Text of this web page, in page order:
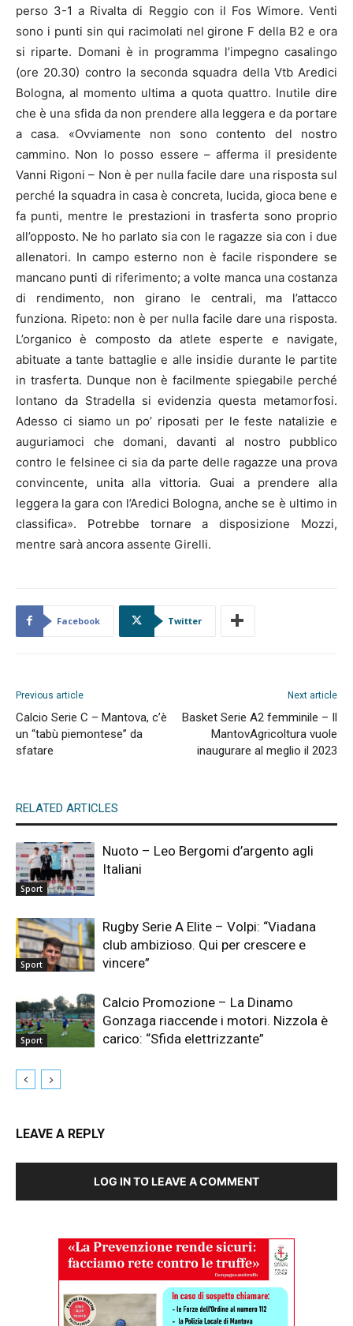
perso 3-1 a Rivalta di Reggio con il Fos Wimore. Venti
sono i punti sin qui racimolati nel girone F della B2 e ora
si riparte. Domani è in programma l’impegno casalingo
(ore 20.30) contro la seconda squadra della Vtb Aredici
Bologna, al momento ultima a quota quattro. Inutile dire
che è una sfida da non prendere alla leggera e da portare
a casa. «Ovviamente non sono contento del nostro
cammino. Non lo posso essere – afferma il presidente
Vanni Rigoni – Non è per nulla facile dare una risposta sul
perché la squadra in casa è concreta, lucida, gioca bene e
fa punti, mentre le prestazioni in trasferta sono proprio
all’opposto. Ne ho parlato sia con le ragazze sia con i due
allenatori. In campo esterno non è facile rispondere se
mancano punti di riferimento; a volte manca una costanza
di rendimento, non girano le centrali, ma l’attacco
funziona. Ripeto: non è per nulla facile dare una risposta.
L’organico è composto da atlete esperte e navigate,
abituate a tante battaglie e alle insidie durante le partite
in trasferta. Dunque non è facilmente spiegabile perché
lontano da Stradella si evidenzia questa metamorfosi.
Adesso ci siamo un po’ riposati per le feste natalizie e
auguriamoci che domani, davanti al nostro pubblico
contro le felsinee ci sia da parte delle ragazze una prova
convincente, unita alla vittoria. Guai a prendere alla
leggera la gara con l’Aredici Bologna, anche se è ultimo in
classifica». Potrebbe tornare a disposizione Mozzi,
mentre sarà ancora assente Girelli.
Facebook Twitter
Previous article
Calcio Serie C – Mantova, c’è
un “tabù piemontese” da
sfatare
Next article
Basket Serie A2 femminile – Il
MantovAgricoltura vuole
inaugurare al meglio il 2023
RELATED ARTICLES
Sport
Nuoto – Leo Bergomi d’argento agli
Italiani
Sport
Rugby Serie A Elite – Volpi: “Viadana
club ambizioso. Qui per crescere e
vincere”
Sport
Calcio Promozione – La Dinamo
Gonzaga riaccende i motori. Nizzola è
carico: “Sfida elettrizzante”
LEAVE A REPLY
LOG IN TO LEAVE A COMMENT